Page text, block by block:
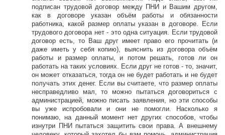
подписан трудовой договор между ПНИ и Вашим другом,
как в договоре указан объём работы и обязанности
работника, какой размер оплаты указан в договоре. Если
трудового договора нет - это одна ситуация. Если трудовой
договор есть, то Ваш друг имеет право его прочитать (и
даже иметь у себя копию), выяснить из договора объём
работы и размер оплаты, и потом решать, готов ли он
работать на таких условиях. Если друг не готов - то, значит,
он может отказаться, тогда он не будет работать и не будет
получать этих денег. Если вы считаете, что размер оплаты
несправедливо мал, то можно пытаться договориться с
администрацией, можно писать заявления, но эти способы
вы уже испробовали и они не помогли. Насколько я
понимаю, на данный момент нет других способов, чтобы
изнутри ПНИ пытаться защитить свои права. А внешнему